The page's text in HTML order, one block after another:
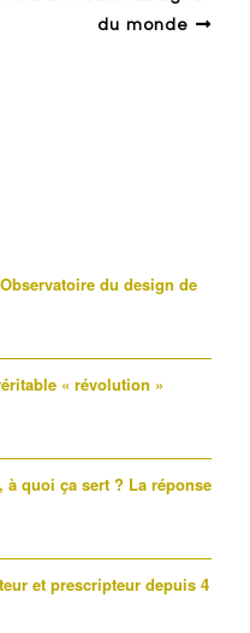
du monde
du design de
« révolution »
quoi ça sert ? La réponse
et prescripteur depuis 4